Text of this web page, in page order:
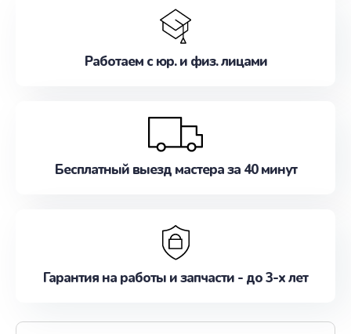
Работаем с юр. и физ. лицами
Бесплатный выезд мастера за 40 минут
Гарантия на работы и запчасти - до 3-х лет